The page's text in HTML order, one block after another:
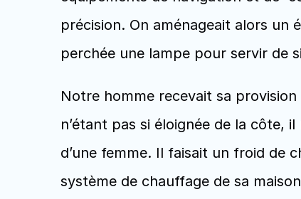
précision. On aménageait alors un
perchée une lampe pour servir de
Notre homme recevait sa
n’étant pas si éloignée de la côte,
d’une femme. Il faisait un froid de
système de chauffage de sa